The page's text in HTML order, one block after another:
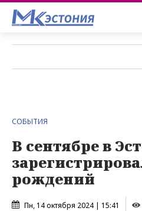
СОБЫТИЯ
В сентябре в
рождений
Пн, 14 октября 2024 | 15:41